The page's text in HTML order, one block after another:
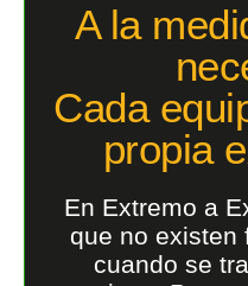
A la
Cada
propia
En Extremo a
que no existen
cuando se